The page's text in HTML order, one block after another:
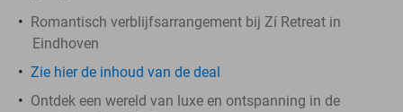
Romantisch verblijfsarrangement bij Zí Retreat in
Eindhoven
Zie hier de inhoud van de deal
Ontdek een wereld van luxe en ontspanning in de